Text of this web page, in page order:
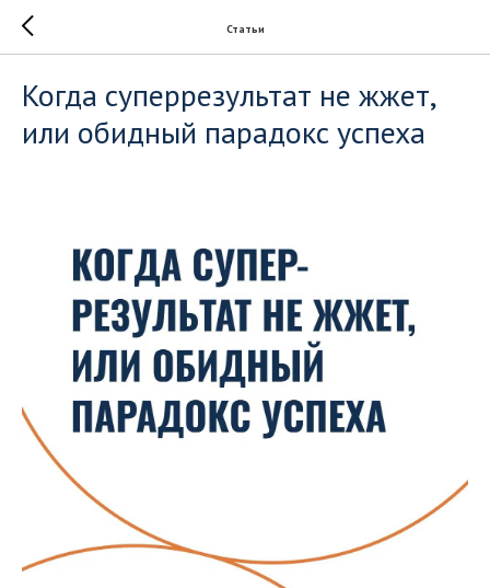
Статьи
Когда суперрезультат не жжет,
или обидный парадокс успеха